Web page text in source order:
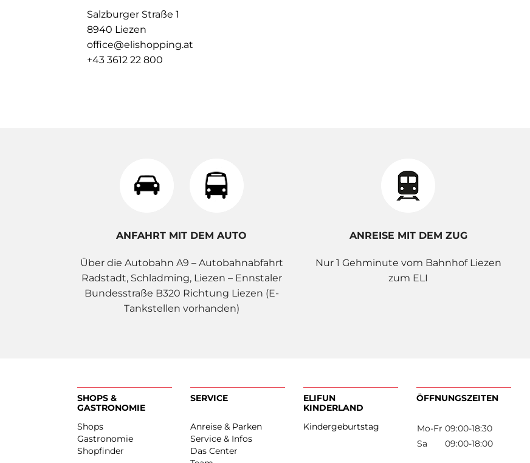
Salzburger Straße 1
8940 Liezen
office@elishopping.at
+43 3612 22 800
ANFAHRT MIT DEM AUTO
Über die Autobahn A9 – Autobahnabfahrt
Radstadt, Schladming, Liezen – Ennstaler
Bundesstraße B320 Richtung Liezen (E-
Tankstellen vorhanden)
ANREISE MIT DEM ZUG
Nur 1 Gehminute vom Bahnhof Liezen
zum ELI